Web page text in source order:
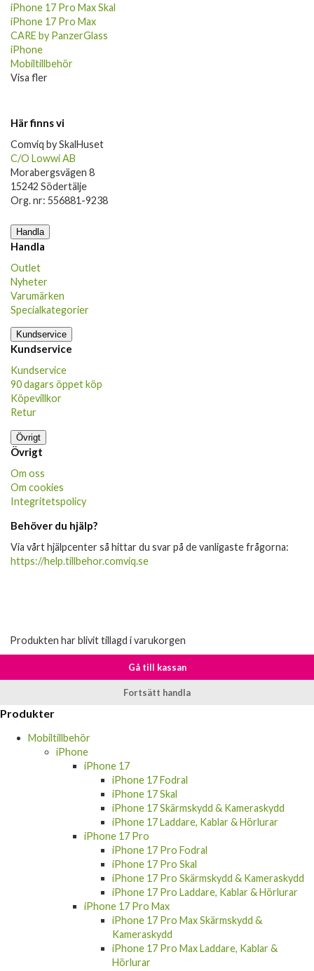
iPhone 17 Pro Max Skal
iPhone 17 Pro Max
CARE by PanzerGlass
iPhone
Mobiltillbehör
Visa fler
Här finns vi
Comviq by SkalHuset
C/O Lowwi AB
Morabergsvägen 8
15242 Södertälje
Org. nr: 556881-9238
Handla
Handla
Outlet
Nyheter
Varumärken
Specialkategorier
Kundservice
Kundservice
Kundservice
90 dagars öppet köp
Köpevillkor
Retur
Övrigt
Övrigt
Om oss
Om cookies
Integritetspolicy
Behöver du hjälp?
Via vårt hjälpcenter så hittar du svar på de vanligaste frågorna:
https://help.tillbehor.comviq.se
Produkten har blivit tillagd i varukorgen
Gå till kassan
Fortsätt handla
Produkter
Mobiltillbehör
iPhone
iPhone 17
iPhone 17 Fodral
iPhone 17 Skal
iPhone 17 Skärmskydd & Kameraskydd
iPhone 17 Laddare, Kablar & Hörlurar
iPhone 17 Pro
iPhone 17 Pro Fodral
iPhone 17 Pro Skal
iPhone 17 Pro Skärmskydd & Kameraskydd
iPhone 17 Pro Laddare, Kablar & Hörlurar
iPhone 17 Pro Max
iPhone 17 Pro Max Skärmskydd &
Kameraskydd
iPhone 17 Pro Max Laddare, Kablar &
Hörlurar